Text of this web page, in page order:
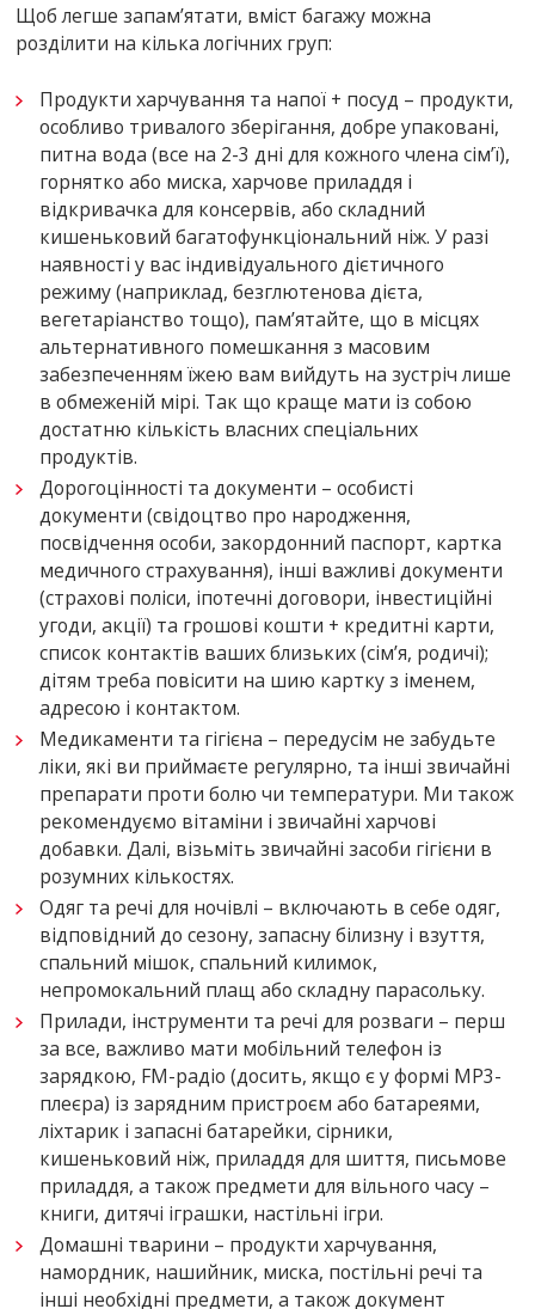
Щоб легше запам’ятати, вміст багажу можна
розділити на кілька логічних груп:
Продукти харчування та напої + посуд – продукти,
особливо тривалого зберігання, добре упаковані,
питна вода (все на 2-3 дні для кожного члена сім’ї),
горнятко або миска, харчове приладдя і
відкривачка для консервів, або складний
кишеньковий багатофункціональний ніж. У разі
наявності у вас індивідуального дієтичного
режиму (наприклад, безглютенова дієта,
вегетаріанство тощо), пам’ятайте, що в місцях
альтернативного помешкання з масовим
забезпеченням їжею вам вийдуть на зустріч лише
в обмеженій мірі. Так що краще мати із собою
достатню кількість власних спеціальних
продуктів.
Дорогоцінності та документи – особисті
документи (свідоцтво про народження,
посвідчення особи, закордонний паспорт, картка
медичного страхування), інші важливі документи
(страхові поліси, іпотечні договори, інвестиційні
угоди, акції) та грошові кошти + кредитні карти,
список контактів ваших близьких (сім’я, родичі);
дітям треба повісити на шию картку з іменем,
адресою і контактом.
Медикаменти та гігієна – передусім не забудьте
ліки, які ви приймаєте регулярно, та інші звичайні
препарати проти болю чи температури. Ми також
рекомендуємо вітаміни і звичайні харчові
добавки. Далі, візьміть звичайні засоби гігієни в
розумних кількостях.
Одяг та речі для ночівлі – включають в себе одяг,
відповідний до сезону, запасну білизну і взуття,
спальний мішок, спальний килимок,
непромокальний плащ або складну парасольку.
Прилади, інструменти та речі для розваги – перш
за все, важливо мати мобільний телефон із
зарядкою, FM-радіо (досить, якщо є у формі MP3-
плеєра) із зарядним пристроєм або батареями,
ліхтарик і запасні батарейки, сірники,
кишеньковий ніж, приладдя для шиття, письмове
приладдя, а також предмети для вільного часу –
книги, дитячі іграшки, настільні ігри.
Домашні тварини – продукти харчування,
намордник, нашийник, миска, постільні речі та
інші необхідні предмети, а також документ